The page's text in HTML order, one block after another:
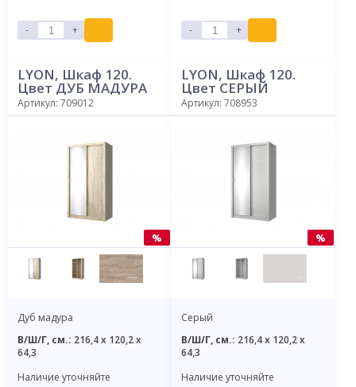
- + - +
LYON, Шкаф 120.
Цвет ДУБ МАДУРА
Артикул: 709012
%
Дуб мадура
В/Ш/Г, см.: 216,4 x 120,2 x
64,3
Наличие уточняйте
LYON, Шкаф 120.
Цвет СЕРЫЙ
Артикул: 708953
%
Серый
В/Ш/Г, см.: 216,4 x 120,2 x
64,3
Наличие уточняйте